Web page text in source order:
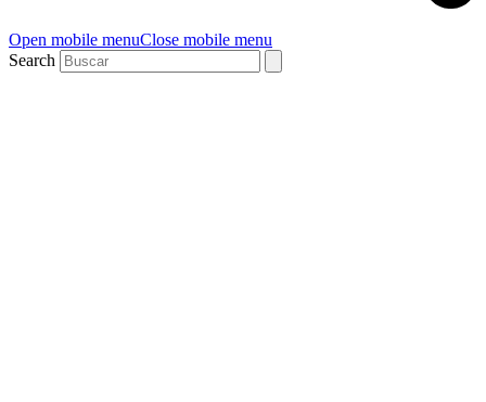
Open mobile menuClose mobile menu
Search